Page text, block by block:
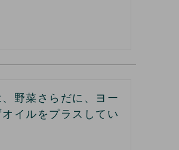
野菜さらだに、ヨー
イルをプラスしてい